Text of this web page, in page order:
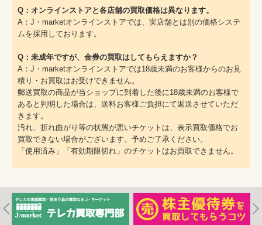
Q：オンラインストアと各店舗の買取価格は異なります。
A：J・marketオンラインストアでは、実店舗とは別の価格システ
ムを採用しております。
Q：未成年ですが、金券の買取はしてもらえますか？
A：J・marketオンラインストアでは18歳未満のお客様からのお見
積り・お買取はお受けできません。
郵送買取の商品が当ショップに到着した後に18歳未満のお客様で
あると判明した場合は、送料お客様ご負担にて返送させていただ
きます。
汚れ、折れ曲がり等の状態が悪いチケットは、表示買取価格でお
買取できない場合がございます。予めご了承ください。
「使用済み」「有効期限切れ」のチケットはお買取できません。